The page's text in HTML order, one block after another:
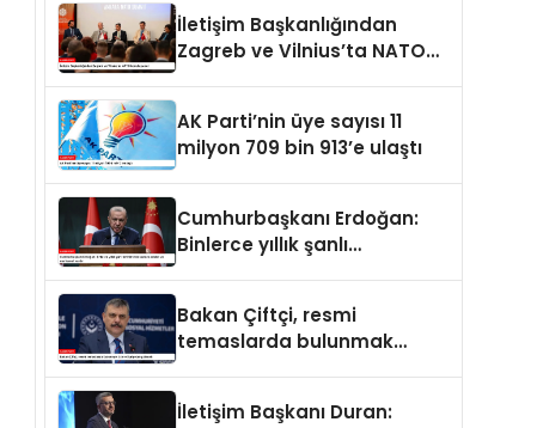
İletişim Başkanlığından
Zagreb ve Vilnius’ta NATO
AK Parti’nin üye sayısı 11
milyon 709 bin 913’e ulaştı
Cumhurbaşkanı Erdoğan:
Binlerce yıllık şanlı
Bakan Çiftçi, resmi
temaslarda bulunmak
İletişim Başkanı Duran: